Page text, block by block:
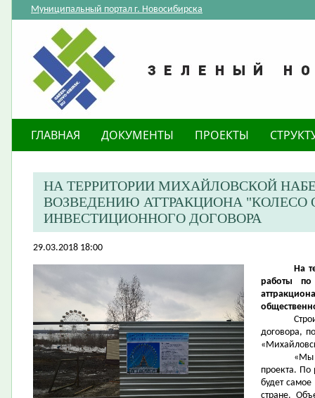
Муниципальный портал г. Новосибирска
ГЛАВНАЯ ДОКУМЕНТЫ ПРОЕКТЫ
НА ТЕРРИТОРИИ МИХАЙЛОВСКОЙ
ВОЗВЕДЕНИЮ АТТРАКЦИОНА "КОЛЕСО
ИНВЕСТИЦИОННОГО ДОГОВОРА
29.03.2018 18:00
На
работы по
договора,
«Мы
проекта. По
будет
стране.